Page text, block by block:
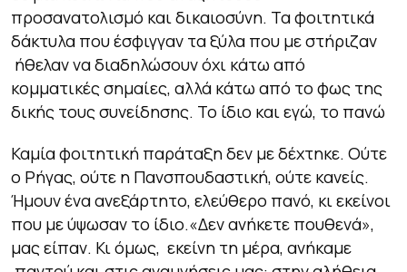
προσανατολισμό και δικαιοσύνη. Τα φοιτητικά
δάκτυλα που έσφιγγαν τα ξύλα που με στήριζαν
ήθελαν να διαδηλώσουν όχι κάτω από
κομματικές σημαίες, αλλά κάτω από το φως της
δικής τους συνείδησης. Το ίδιο και εγώ, το πανώ
Καμία φοιτητική παράταξη δεν με δέχτηκε. Ούτε
ο Ρήγας, ούτε η Πανσπουδαστική, ούτε κανείς.
Ήμουν ένα ανεξάρτητο, ελεύθερο πανό, κι εκείνοι
που με ύψωσαν το ίδιο.«Δεν ανήκετε πουθενά»,
μας είπαν. Κι όμως, εκείνη τη μέρα, ανήκαμε